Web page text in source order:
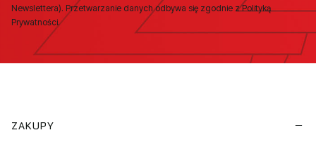
Newslettera). Przetwarzanie danych odbywa się zgodnie z Polityką
Prywatności.
ZAKUPY